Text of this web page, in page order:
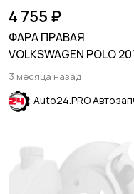
4 755 ₽
ФАРА ПРАВАЯ
VOLKSWAGEN POLO
2020
3 месяца назад